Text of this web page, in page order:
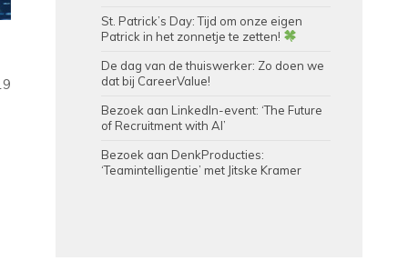
St. Patrick’s Day: Tijd om onze eigen
Patrick in het zonnetje te zetten!
De dag van de thuiswerker: Zo doen we
dat bij CareerValue!
Bezoek aan LinkedIn-event: ‘The Future
of Recruitment with AI’
Bezoek aan DenkProducties:
‘Teamintelligentie’ met Jitske Kramer